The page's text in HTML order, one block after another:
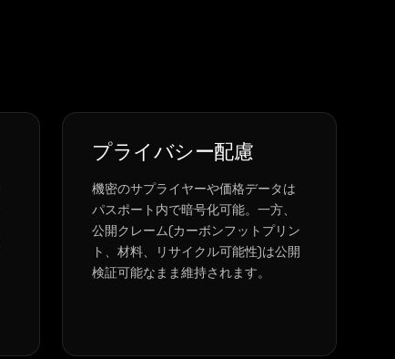
プライバシー配慮
機密のサプライヤーや価格データは
パスポート内で暗号化可能。一方、
公開クレーム(カーボンフットプリン
ト、材料、リサイクル可能性)は公開
検証可能なまま維持されます。